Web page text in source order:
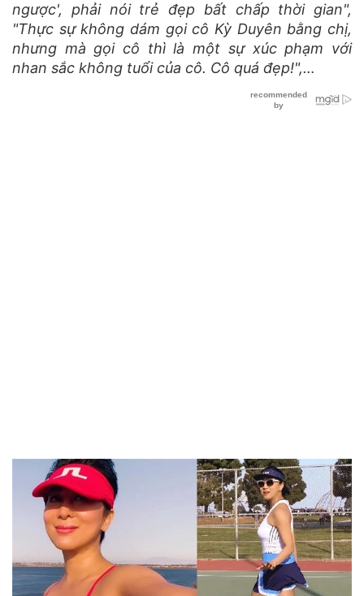
ngược', phải nói trẻ đẹp bất chấp thời gian",
"Thực sự không dám gọi cô Kỳ Duyên bằng chị,
nhưng mà gọi cô thì là một sự xúc phạm với
nhan sắc không tuổi của cô. Cô quá đẹp!",…